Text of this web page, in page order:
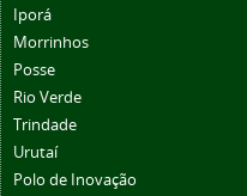
Iporá
Morrinhos
Posse
Rio Verde
Trindade
Urutaí
Polo de Inovação